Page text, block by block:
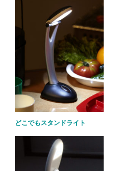
どこでもスタンドライト